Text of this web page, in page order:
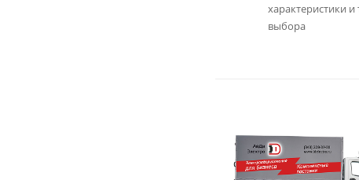
характеристики
выбора